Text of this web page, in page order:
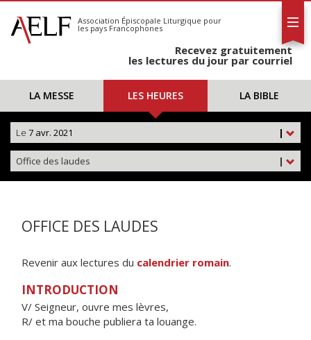
S'abonner
Calendrier
Association Épiscopale Liturgique pour
les pays Francophones
Recevez gratuitement
les lectures du jour par courriel
LA MESSE LES HEURES LA BIBLE
|
Le 7 avr. 2021
|
Office des laudes
OFFICE DES LAUDES
Revenir aux lectures du calendrier romain.
INTRODUCTION
V/ Seigneur, ouvre mes lèvres,
R/ et ma bouche publiera ta louange.